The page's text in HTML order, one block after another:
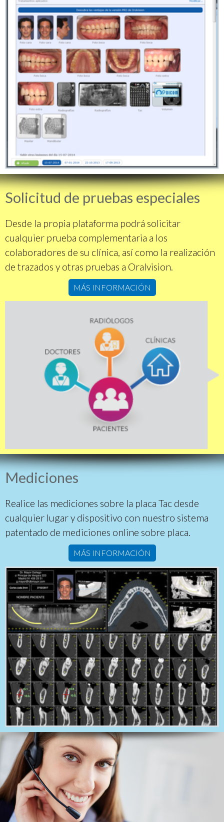
Solicitud de pruebas especiales
Desde la propia plataforma podrá solicitar
cualquier prueba complementaria a los
colaboradores de su clínica, así como la realización
de trazados y otras pruebas a Oralvision.
MÁS INFORMACIÓN
Mediciones
Realice las mediciones sobre la placa Tac desde
cualquier lugar y dispositivo con nuestro sistema
patentado de mediciones online sobre placa.
MÁS INFORMACIÓN